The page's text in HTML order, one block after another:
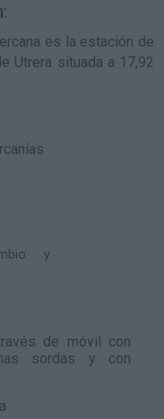
es la estación de
Utrera situada a 17,92
y
de móvil con
sordas y con